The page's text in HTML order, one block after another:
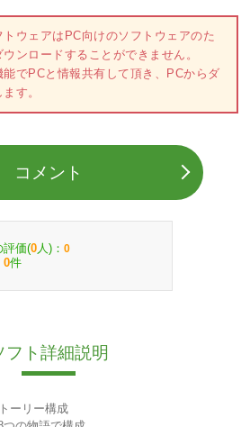
ウェアはPC向けのソフトウェアのた
ンロードすることができません。
でPCと情報共有して頂き、PCからダ
す。
コメント
評価(0 人)： 0
0件
フト詳細説明
ーリー構成